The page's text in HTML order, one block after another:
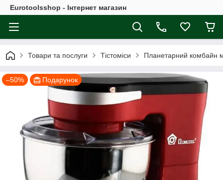
Eurotoolsshop - Інтернет магазин
Товари та послуги Тістоміси Планетарний комбайн
–50% Подарунок